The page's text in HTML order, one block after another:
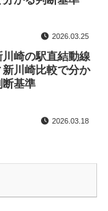
2026.03.25
崎の駅直結動線
川崎比較で分か
断基準
2026.03.18